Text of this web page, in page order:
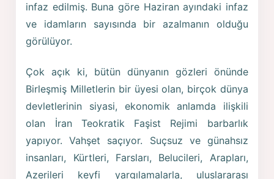
infaz edilmiş. Buna göre Haziran ayındaki infaz
ve idamların sayısında bir azalmanın olduğu
görülüyor.
Çok açık ki, bütün dünyanın gözleri önünde
Birleşmiş Milletlerin bir üyesi olan, birçok dünya
devletlerinin siyasi, ekonomik anlamda ilişkili
olan İran Teokratik Faşist Rejimi barbarlık
yapıyor. Vahşet saçıyor. Suçsuz ve günahsız
insanları, Kürtleri, Farsları, Belucileri, Arapları,
Azerileri keyfi yargılamalarla, uluslararası